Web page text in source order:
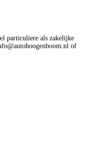
particuliere als zakelijke
of